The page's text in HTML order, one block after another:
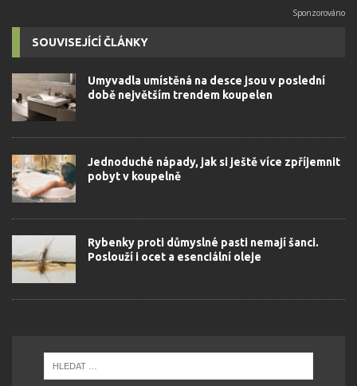
SOUVISEJÍCÍ ČLÁNKY
Umyvadla umístěná na desce jsou v poslední
době největším trendem koupelen
Jednoduché nápady, jak si ještě více zpříjemnit
pobyt v koupelně
Rybenky proti důmyslné pasti nemají šanci.
Poslouží i ocet a esenciální oleje